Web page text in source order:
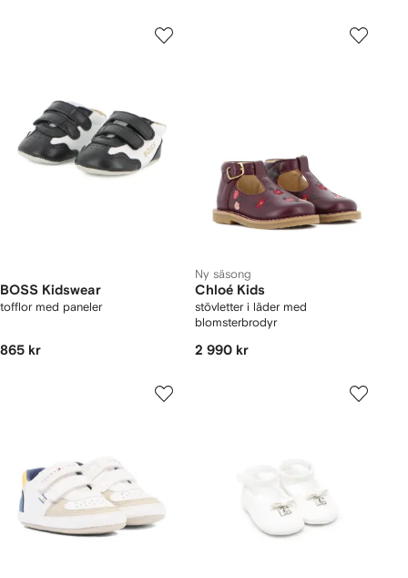
BOSS Kidswear
tofflor med paneler
865 kr
Ny säsong
Chloé Kids
stövletter i läder med
blomsterbrodyr
2 990 kr